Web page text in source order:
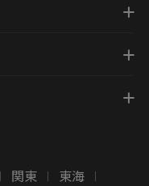
| 関東 | 東海 |